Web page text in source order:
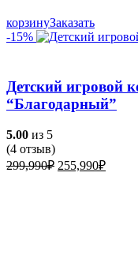
корзинуЗаказать
-15%
Детский игровой
“Благодарный”
5.00 из 5
(4 отзыв)
299,990₽ Первоначальная
255,990₽